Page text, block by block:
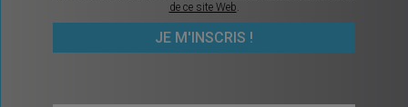
de ce site Web.